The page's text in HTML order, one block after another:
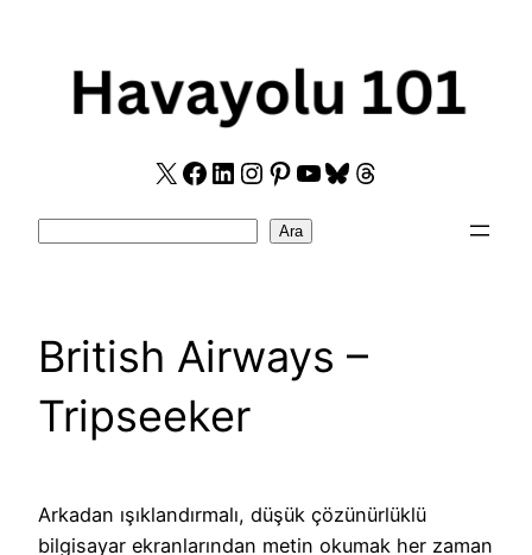
X Facebook
LinkedIn
Instagram
Pinterest
YouTube
Bluesky
Threads
Ara
British Airways –
Tripseeker
Arkadan ışıklandırmalı, düşük çözünürlüklü
bilgisayar ekranlarından metin okumak her zaman